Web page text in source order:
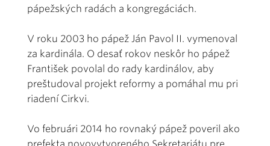
pápežských radách a kongregáciách.
V roku 2003 ho pápež Ján Pavol II. vymenoval
za kardinála. O desať rokov neskôr ho pápež
František povolal do rady kardinálov, aby
preštudoval projekt reformy a pomáhal mu pri
riadení Cirkvi.
Vo februári 2014 ho rovnaký pápež poveril ako